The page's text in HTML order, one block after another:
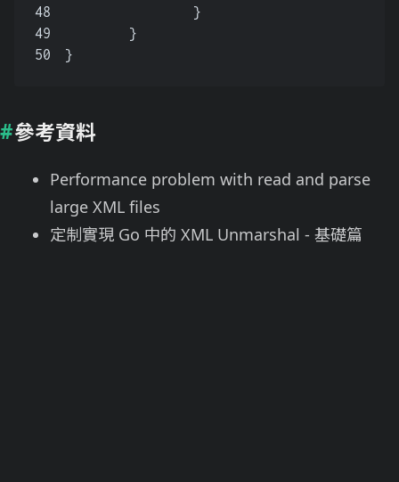
48
49
50
		}
	}
}
參考資料
Performance problem with read and parse
large XML files
定制實現 Go 中的 XML Unmarshal - 基礎篇